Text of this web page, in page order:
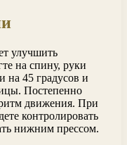
улучшить
на спину, руки
на 45 градусов и
Постепенно
ритм движения. При
контролировать
нижним прессом.